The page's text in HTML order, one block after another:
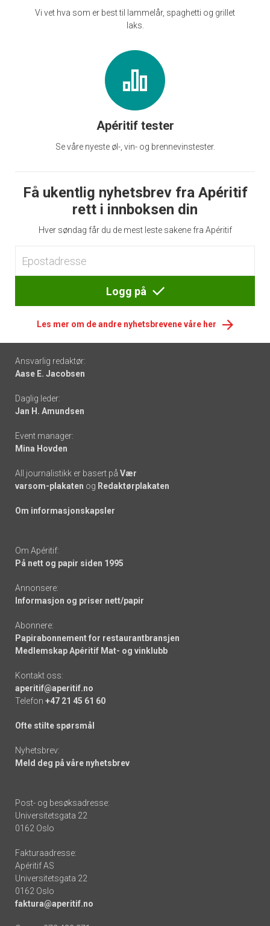
Vi vet hva som er best til lammelår, spaghetti og grillet
laks.
Apéritif tester
Se våre nyeste øl-, vin- og brennevinstester.
Få ukentlig nyhetsbrev fra Apéritif
rett i innboksen din
Hver søndag får du de mest leste sakene fra Apéritif
Logg på
Les mer om de andre nyhetsbrevene våre her
Footer
-
links
Ansvarlig redaktør:
Aase E. Jacobsen
Daglig leder:
Jan H. Amundsen
Event manager:
Mina Hovden
All journalistikk er basert på Vær
varsom-plakaten og Redaktørplakaten
Om informasjonskapsler
Om Apéritif:
På nett og papir siden 1995
Annonsere:
Informasjon og priser nett/papir
Abonnere:
Papirabonnement for restaurantbransjen
Medlemskap Apéritif Mat- og vinklubb
Kontakt oss:
aperitif@aperitif.no
Telefon +47 21 45 61 60
Ofte stilte spørsmål
Nyhetsbrev:
Meld deg på våre nyhetsbrev
Post- og besøksadresse:
Universitetsgata 22
0162 Oslo
Fakturaadresse:
Apéritif AS
Universitetsgata 22
0162 Oslo
faktura@aperitif.no